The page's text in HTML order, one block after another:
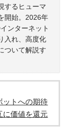
するヒューマ
開始。2026年
ンターネット
入れ、高度化
ついて解説す
ットへの期待
に価値を還元